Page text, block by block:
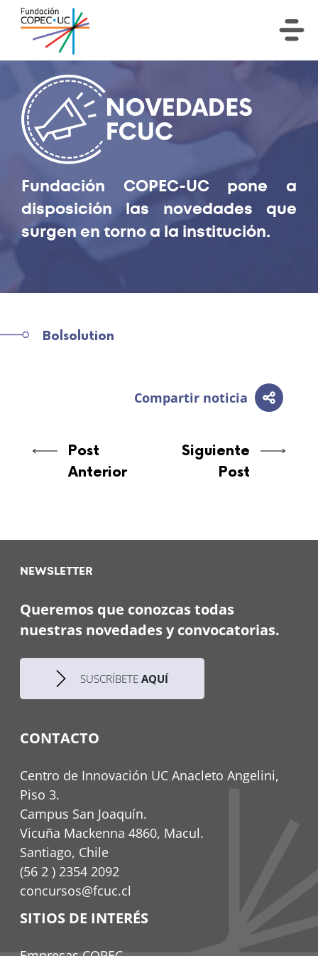
Fundación COPEC-UC pone a
disposición las novedades que
surgen en torno a la institución.
Bolsolution
Compartir noticia
Post
Anterior
Siguiente
Post
NEWSLETTER
Queremos que conozcas todas
nuestras novedades y convocatorias.
SUSCRÍBETE AQUÍ
CONTACTO
Centro de Innovación UC Anacleto Angelini,
Piso 3.
Campus San Joaquín.
Vicuña Mackenna 4860, Macul.
Santiago, Chile
(56 2 ) 2354 2092
concursos@fcuc.cl
SITIOS DE INTERÉS